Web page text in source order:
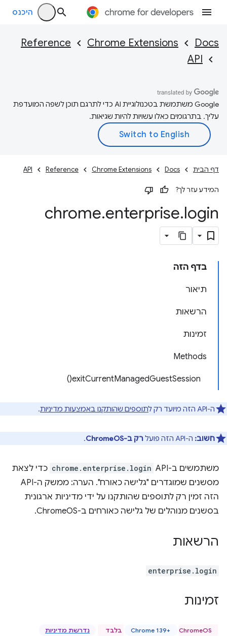
היכנס
Docs
Chrome Extensions
Reference
API
‫Google משתמשת בטכנולוגיית AI כדי לתרגם תוכן לשפה המועדפת
עליך. בתרגומים כאלו עשויות להיות שגיאות.
דף הבית Docs
Chrome Extensions
Reference
API
המידע עזר לך?
chrome.enterprise.login
בדף הזה
תיאור
הרשאות
זמינות
Methods
exitCurrentManagedGuestSession()
ה-API הזה מיועד רק ל תוספים שהותקנו באמצעות מדיניות.
חשוב: ה-API הזה פועל רק ב-ChromeOS .
משתמשים ב-API‏ chrome.enterprise.login כדי לצאת
מסשנים שמוגדרים "גלישה כאורח". הערה: ממשק ה-API
הזה זמין רק לתוספים שהותקנו על ידי מדיניות ארגונית
בסשנים מנוהלים של גלישה כאורחים ב-ChromeOS.
הרשאות
enterprise.login
זמינות
Chrome 139+‎ ChromeOS בלבד נדרשת מדיניות